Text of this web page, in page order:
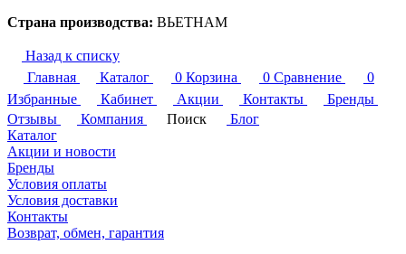
Страна производства: ВЬЕТНАМ
Назад к списку
Главная
Каталог 0 Корзина 0 Сравнение
0
Избранные
Кабинет Акции Контакты
Бренды
Отзывы
Компания Поиск
Блог
Каталог
Акции и новости
Бренды
Условия оплаты
Условия доставки
Контакты
Возврат, обмен, гарантия